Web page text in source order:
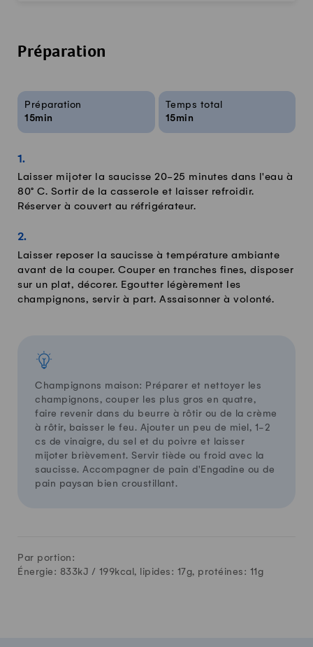
Préparation
Infos sur la recette
Préparation
15min
Temps total
15min
Laisser mijoter la saucisse 20-25 minutes dans l'eau à
80° C. Sortir de la casserole et laisser refroidir.
Réserver à couvert au réfrigérateur.
Laisser reposer la saucisse à température ambiante
avant de la couper. Couper en tranches fines, disposer
sur un plat, décorer. Egoutter légèrement les
champignons, servir à part. Assaisonner à volonté.
Champignons maison: Préparer et nettoyer les
champignons, couper les plus gros en quatre,
faire revenir dans du beurre à rôtir ou de la crème
à rôtir, baisser le feu. Ajouter un peu de miel, 1-2
cs de vinaigre, du sel et du poivre et laisser
mijoter brièvement. Servir tiède ou froid avec la
saucisse. Accompagner de pain d'Engadine ou de
pain paysan bien croustillant.
Par portion:
Énergie: 833kJ / 199kcal, lipides: 17g, protéines: 11g